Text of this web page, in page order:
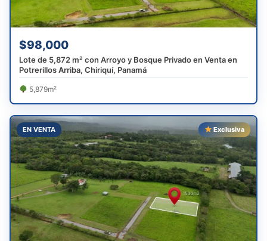
$98,000
Lote de 5,872 m² con Arroyo y Bosque Privado en Venta en
Potrerillos Arriba, Chiriquí, Panamá
5,879m²
EN VENTA Exclusiva